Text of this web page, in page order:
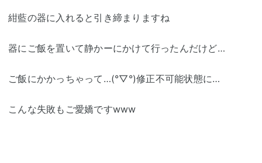
紺藍の器に入れると引き締まりますね
器にご飯を置いて静かーにかけて行ったんだけど…
ご飯にかかっちゃって…(°▽°)修正不可能状態に…
こんな失敗もご愛嬌ですwww